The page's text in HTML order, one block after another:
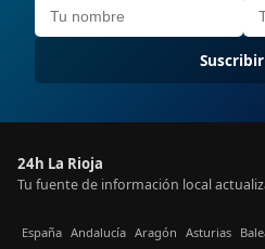
24h La Rioja
Tu fuente de información local
España Andalucía Aragón Asturias